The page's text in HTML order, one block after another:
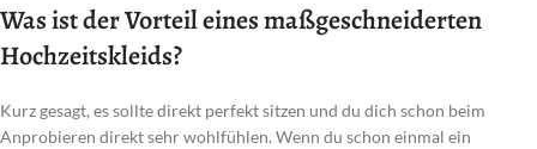
Was ist der Vorteil eines maßgeschneiderten
Hochzeitskleids?
Kurz gesagt, es sollte direkt perfekt sitzen und du dich schon beim
Anprobieren direkt sehr wohlfühlen. Wenn du schon einmal ein